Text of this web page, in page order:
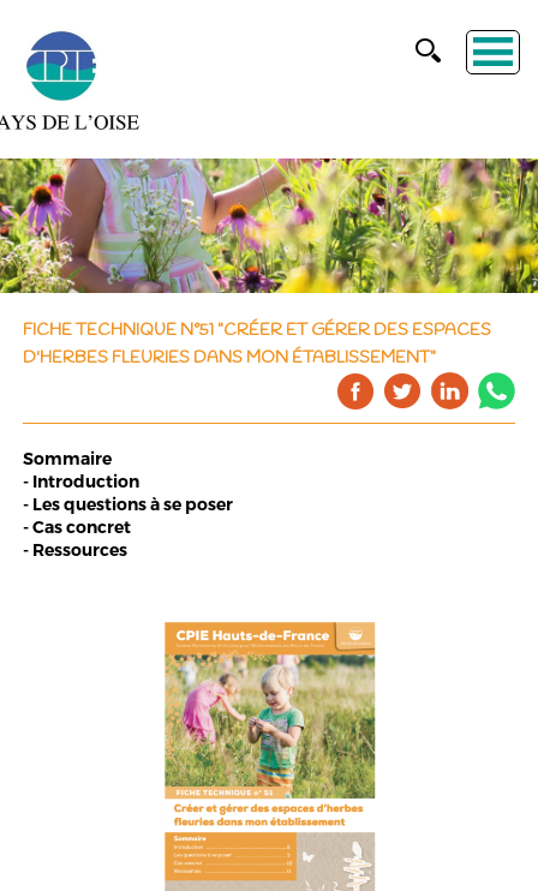
FICHE TECHNIQUE N°51 "CRÉER ET GÉRER DES ESPACES
D'HERBES FLEURIES DANS MON ÉTABLISSEMENT"
Sommaire
- Introduction
- Les questions à se poser
- Cas concret
- Ressources